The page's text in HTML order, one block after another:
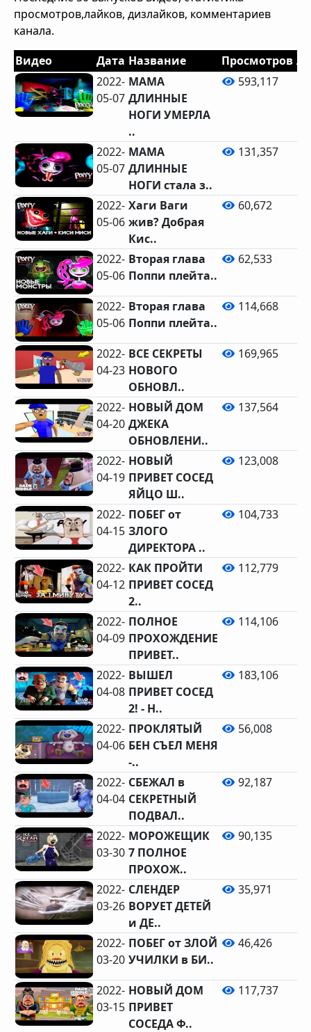
просмотров,лайков, дизлайков, комментариев
канала.
Видео
Дата Название Просмотров
2022-
05-07
МАМА
ДЛИННЫЕ
НОГИ УМЕРЛА
..
593,117
2022-
05-07
МАМА
ДЛИННЫЕ
НОГИ стала з..
131,357
2022-
05-06
Хаги Ваги
жив? Добрая
Кис..
60,672
2022-
05-06
Вторая глава
Поппи плейта..
62,533
2022-
05-06
Вторая глава
Поппи плейта..
114,668
2022-
04-23
ВСЕ СЕКРЕТЫ
НОВОГО
ОБНОВЛ..
169,965
2022-
04-20
НОВЫЙ ДОМ
ДЖЕКА
ОБНОВЛЕНИ..
137,564
2022-
04-19
НОВЫЙ
ПРИВЕТ СОСЕД
ЯЙЦО Ш..
123,008
2022-
04-15
ПОБЕГ от
ЗЛОГО
ДИРЕКТОРА ..
104,733
2022-
04-12
КАК ПРОЙТИ
ПРИВЕТ СОСЕД
2..
112,779
2022-
04-09
ПОЛНОЕ
ПРОХОЖДЕНИЕ
ПРИВЕТ..
114,106
2022-
04-08
ВЫШЕЛ
ПРИВЕТ СОСЕД
2! - H..
183,106
2022-
04-06
ПРОКЛЯТЫЙ
БЕН СЪЕЛ МЕНЯ
-..
56,008
2022-
04-04
СБЕЖАЛ в
СЕКРЕТНЫЙ
ПОДВАЛ..
92,187
2022-
03-30
МОРОЖЕЩИК
7 ПОЛНОЕ
ПРОХОЖ..
90,135
2022-
03-26
СЛЕНДЕР
ВОРУЕТ ДЕТЕЙ
и ДЕ..
35,971
2022-
03-20
ПОБЕГ от ЗЛОЙ
УЧИЛКИ в БИ..
46,426
2022-
03-15
НОВЫЙ ДОМ
ПРИВЕТ
СОСЕДА Ф..
117,737